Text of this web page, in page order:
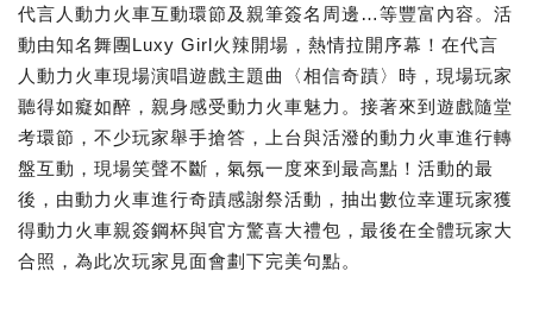
代言人動力火車互動環節及親筆簽名周邊…等豐富內容。活
動由知名舞團Luxy Girl火辣開場，熱情拉開序幕！在代言
人動力火車現場演唱遊戲主題曲〈相信奇蹟〉時，現場玩家
聽得如癡如醉，親身感受動力火車魅力。接著來到遊戲隨堂
考環節，不少玩家舉手搶答，上台與活潑的動力火車進行轉
盤互動，現場笑聲不斷，氣氛一度來到最高點！活動的最
後，由動力火車進行奇蹟感謝祭活動，抽出數位幸運玩家獲
得動力火車親簽鋼杯與官方驚喜大禮包，最後在全體玩家大
合照，為此次玩家見面會劃下完美句點。